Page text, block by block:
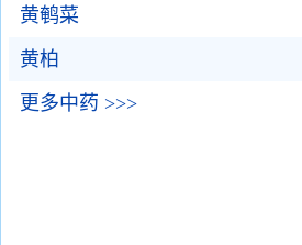
黄鹌菜
黄柏
更多中药 >>>